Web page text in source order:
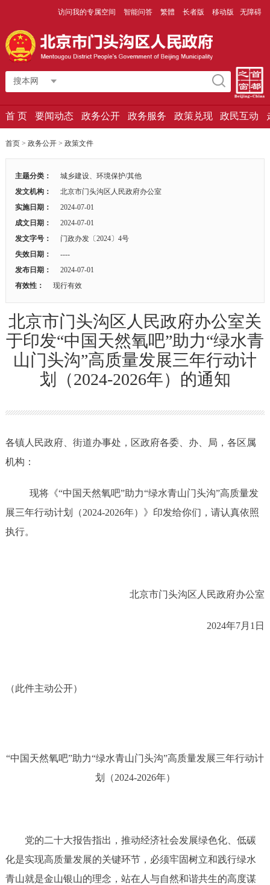
访问我的专属空间 智能问答 繁體 长者版 移动版 无障碍
搜本网
首 页 要闻动态 政务公开 政务服务 政策兑现 政民互动
首页> 政务公开> 政策文件
主题分类：
城乡建设、环境保护/其他
发文机构：
北京市门头沟区人民政府办公室
实施日期：
2024-07-01
成文日期：
2024-07-01
发文字号：
门政办发〔2024〕4号
失效日期：
----
发布日期：
2024-07-01
有效性：
现行有效
北京市门头沟区人民政府办公室关
于印发“中国天然氧吧”助力“绿水青
山门头沟”高质量发展三年行动计
划（2024-2026年）的通知
各镇人民政府、街道办事处，区政府各委、办、局，各区属
机构：
现将《“中国天然氧吧”助力“绿水青山门头沟”高质量发
展三年行动计划（2024-2026年）》印发给你们，请认真依照
执行。
北京市门头沟区人民政府办公室
2024年7月 1 日
（此件主动公开）
“中国天然氧吧”助力“绿水青山门头沟”高质量发展三年行动计
划（2024-2026年）
党的二十大报告指出，推动经济社会发展绿色化、低碳
化是实现高质量发展的关键环节，必须牢固树立和践行绿水
青山就是金山银山的理念，站在人与自然和谐共生的高度谋